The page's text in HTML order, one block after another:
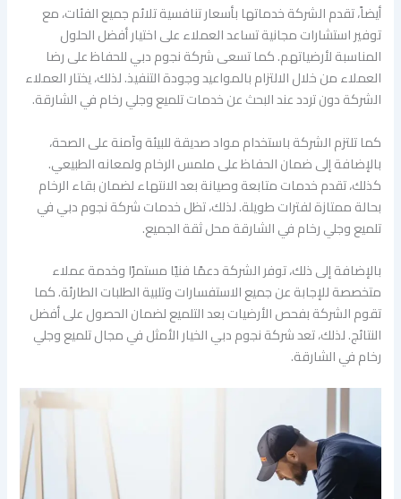
أيضاً، تقدم الشركة خدماتها بأسعار تنافسية تلائم جميع الفئات، مع
توفير استشارات مجانية تساعد العملاء على اختيار أفضل الحلول
المناسبة لأرضياتهم. كما تسعى شركة نجوم دبي للحفاظ على رضا
العملاء من خلال الالتزام بالمواعيد وجودة التنفيذ. لذلك، يختار العملاء
الشركة دون تردد عند البحث عن خدمات تلميع وجلي رخام في الشارقة.
كما تلتزم الشركة باستخدام مواد صديقة للبيئة وآمنة على الصحة،
بالإضافة إلى ضمان الحفاظ على ملمس الرخام ولمعانه الطبيعي.
كذلك، تقدم خدمات متابعة وصيانة بعد الانتهاء لضمان بقاء الرخام
بحالة ممتازة لفترات طويلة. لذلك، تظل خدمات شركة نجوم دبي في
تلميع وجلي رخام في الشارقة محل ثقة الجميع.
بالإضافة إلى ذلك، توفر الشركة دعمًا فنيًا مستمرًا وخدمة عملاء
متخصصة للإجابة عن جميع الاستفسارات وتلبية الطلبات الطارئة. كما
تقوم الشركة بفحص الأرضيات بعد التلميع لضمان الحصول على أفضل
النتائج. لذلك، تعد شركة نجوم دبي الخيار الأمثل في مجال تلميع وجلي
رخام في الشارقة.